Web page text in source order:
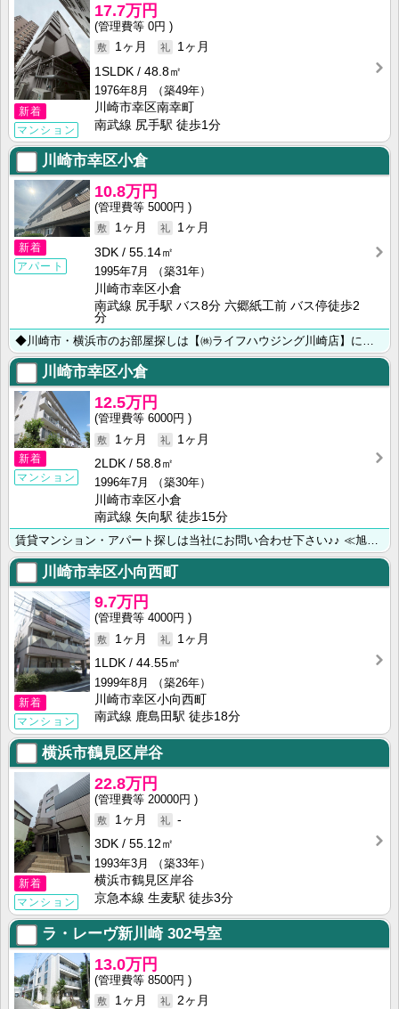
新着
マンション
17.7万円
0円
1ヶ月
1ヶ月
1SLDK
48.8㎡
1976年8月
（築49年）
川崎市幸区南幸町
南武線 尻手駅 徒歩1分
川崎市幸区小倉
新着
アパート
10.8万円
5000円
1ヶ月
1ヶ月
3DK
55.14㎡
1995年7月
（築31年）
川崎市幸区小倉
南武線 尻手駅 バス8分 六郷紙工前 バス停徒歩2
分
川崎市幸区小倉
新着
マンション
12.5万円
6000円
1ヶ月
1ヶ月
2LDK
58.8㎡
1996年7月
（築30年）
川崎市幸区小倉
南武線 矢向駅 徒歩15分
川崎市幸区小向西町
新着
マンション
9.7万円
4000円
1ヶ月
1ヶ月
1LDK
44.55㎡
1999年8月
（築26年）
川崎市幸区小向西町
南武線 鹿島田駅 徒歩18分
横浜市鶴見区岸谷
新着
マンション
22.8万円
20000円
1ヶ月
-
3DK
55.12㎡
1993年3月
（築33年）
横浜市鶴見区岸谷
京急本線 生麦駅 徒歩3分
ラ・レーヴ新川崎302号室
13.0万円
8500円
1ヶ月
2ヶ月